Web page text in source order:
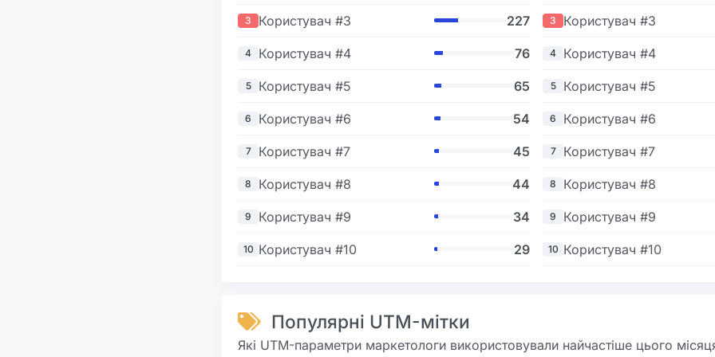
3 Користувач #3 227
4 Користувач #4 76
5 Користувач #5 65
6 Користувач #6 54
7 Користувач #7 45
8 Користувач #8 44
9 Користувач #9 34
10 Користувач #10 29
3 Користувач #3
4 Користувач #4
5 Користувач #5
6 Користувач #6
7 Користувач #7
8 Користувач #8
9 Користувач #9
10 Користувач #10
Популярні UTM-мітки
Які UTM-параметри маркетологи використовували найчастіше цього